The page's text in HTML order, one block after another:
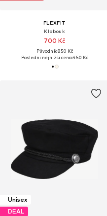
FLEXFIT
Klobouk
700 Kč
Původně: 850 Kč
Poslední nejnižší cena:450 Kč
Unisex
DEAL